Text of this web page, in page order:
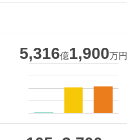
5,316億1,900万円